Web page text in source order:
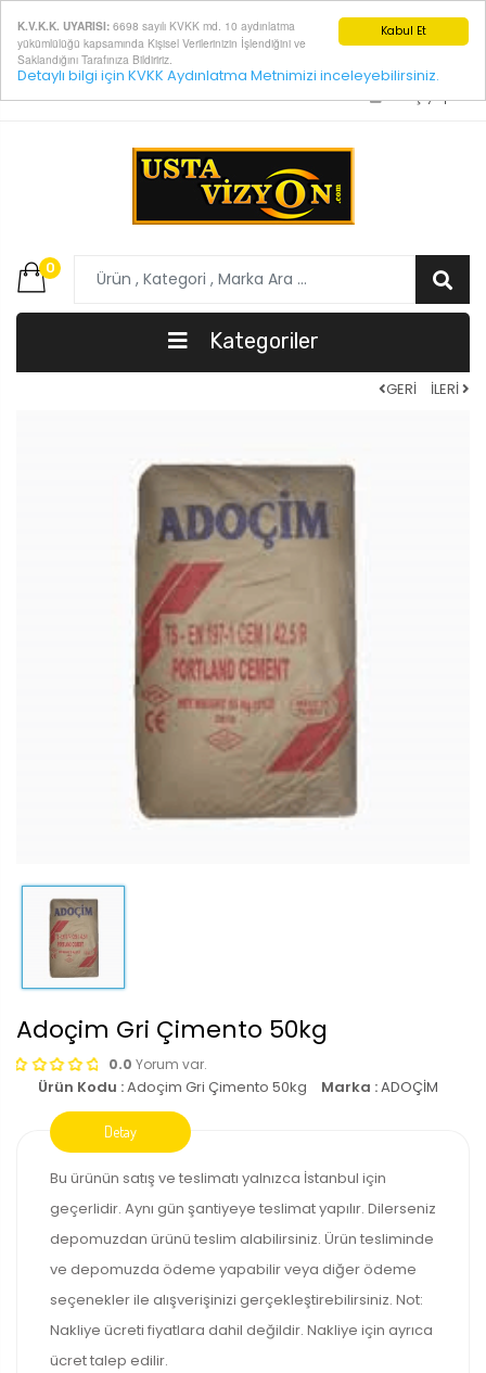
Kabul Et
K.V.K.K. UYARISI: 6698 sayılı KVKK md. 10 aydınlatma
yükümlülüğü kapsamında Kişisel Verilerinizin İşlendiğini ve
Saklandığını Tarafınıza Bildiririz.
Detaylı bilgi için KVKK Aydınlatma Metnimizi inceleyebilirsiniz.
Giriş yap
0
Kategoriler
GERİ İLERİ
Adoçim Gri Çimento 50kg
0.0 Yorum var.
Ürün Kodu :Adoçim Gri Çimento 50kg Marka :ADOÇİM
Bu ürünün satış ve teslimatı yalnızca İstanbul için
geçerlidir. Aynı gün şantiyeye teslimat yapılır. Dilerseniz
depomuzdan ürünü teslim alabilirsiniz. Ürün tesliminde
ve depomuzda ödeme yapabilir veya diğer ödeme
seçenekler ile alışverişinizi gerçekleştirebilirsiniz. Not:
Nakliye ücreti fiyatlara dahil değildir. Nakliye için ayrıca
ücret talep edilir.